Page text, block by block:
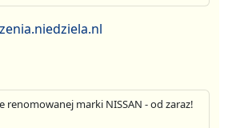
renomowanej marki NISSAN - od zaraz!